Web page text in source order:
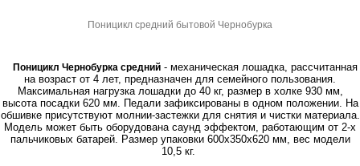
Поницикл средний бытовой Чернобурка
Поницикл Чернобурка средний- механическая лошадка, рассчитанная
на возраст от 4 лет, предназначен для семейного пользования.
Максимальная нагрузка лошадки до 40 кг, размер в холке 930 мм,
высота посадки 620 мм. Педали зафиксированы в одном положении. На
обшивке присутствуют молнии-застежки для снятия и чистки материала.
Модель может быть оборудована саунд эффектом, работающим от 2-х
пальчиковых батарей. Размер упаковки 600x350x620 мм, вес модели
10,5 кг.